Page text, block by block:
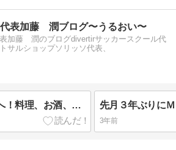
表加藤 潤ブログ〜うるおい〜
加藤 潤のブログdivertirサッカースクール代
ルショップソリッソ代表、
先日おすすめのお店へ！料理、お酒、スタッフ、全て大満足でした！@yakitori....
3年前